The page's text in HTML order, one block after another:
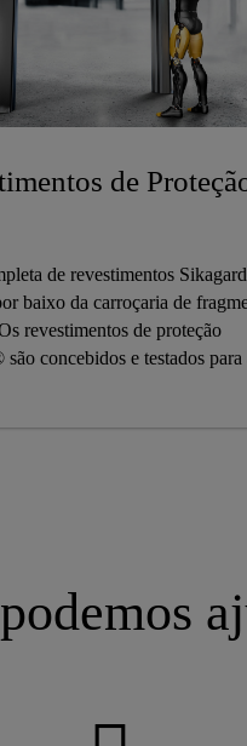
de
de revestimentos
baixo da carroçaria de
revestimentos de proteção
concebidos e testados para